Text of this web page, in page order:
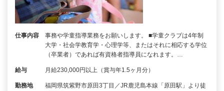
仕事内容
事務や学童指導業務をお願いします。 ■学童クラブは4年制
大学・社会学教育学・心理学等、またはそれに相応する学位
（卒業者）であれば有資格者指導員になれます。…
給与 月給230,000円以上（賞与年1.5ヶ月分）
勤務地
福岡県筑紫野市原田3丁目／JR鹿児島本線「原田駅」より徒